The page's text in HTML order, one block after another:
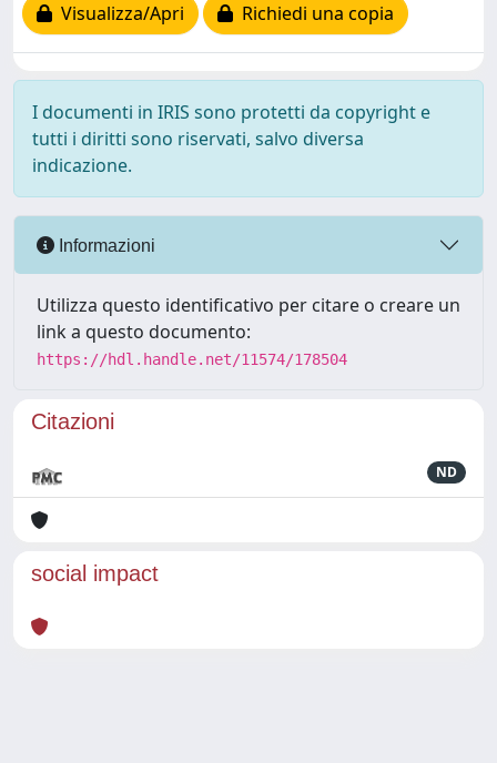
Visualizza/Apri
Richiedi una copia
I documenti in IRIS sono protetti da copyright e
tutti i diritti sono riservati, salvo diversa
indicazione.
Informazioni
Utilizza questo identificativo per citare o creare un
link a questo documento:
https://hdl.handle.net/11574/178504
Citazioni
ND
social impact